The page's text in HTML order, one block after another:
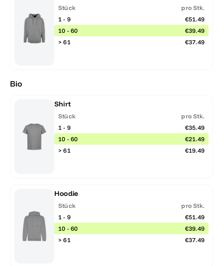
Stück
pro Stk.
1 - 9
€51.49
10 - 60
€39.49
> 61
€37.49
Bio
Shirt
Stück
pro Stk.
1 - 9
€35.49
10 - 60
€21.49
> 61
€19.49
Hoodie
Stück
pro Stk.
1 - 9
€51.49
10 - 60
€39.49
> 61
€37.49